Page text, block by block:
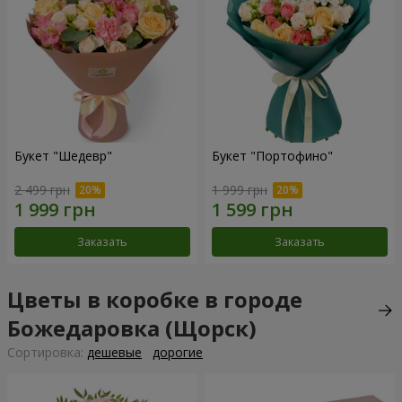
Букет "Шедевр"
2 499 грн
Заказать
Букет "Портофино"
1 999 грн
Заказать
Цветы в коробке в городе
Божедаровка (Щорск)
Cортировка: дешевые дорогие